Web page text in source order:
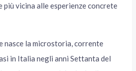
più vicina alle esperienze concrete
nasce la microstoria, corrente
in Italia negli anni Settanta del